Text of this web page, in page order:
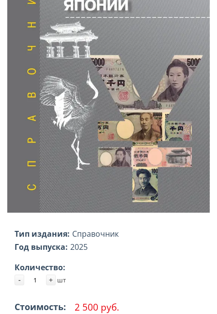
Тип издания: Справочник
Год выпуска: 2025
Количество:
- + шт
Стоимость: 2 500 руб.